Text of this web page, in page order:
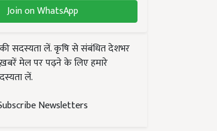
Join on WhatsApp
सदस्यता लें. कृषि से संबंधित देशभर
मेल पर पढ़ने के लिए हमारे
लें.
Newsletters